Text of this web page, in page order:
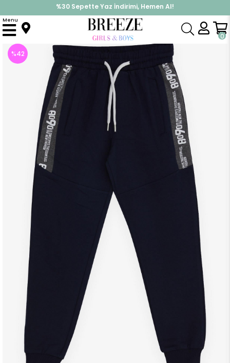
%30 Sepette Yaz İndirimi, Hemen Al!
İndirimlere ek %10 İndirimi Kap, Hemen Üye Ol!
0
Menu
Anasayfa Alt Giyim Eşofman Altı Erkek Çocuk Eşofman Altı Yanı Baskılı Lacivert (4 Yaş)
%42